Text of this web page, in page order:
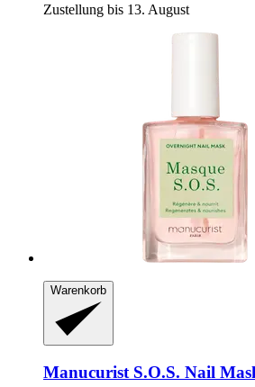
Zustellung bis 13. August
Warenkorb
Manucurist S.O.S. Nail